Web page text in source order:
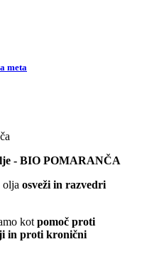
meta
- BIO POMARANČA
olja osveži in razvedri
kot pomoč proti
in proti kronični